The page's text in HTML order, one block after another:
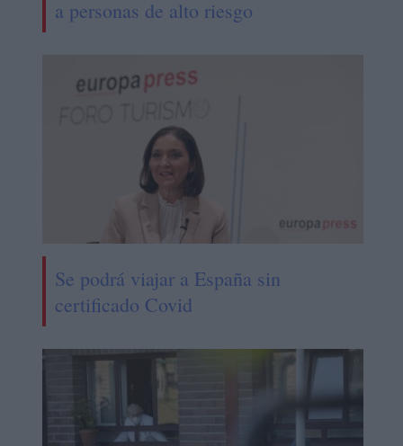
a personas de alto riesgo
Se podrá viajar a España sin
certificado Covid